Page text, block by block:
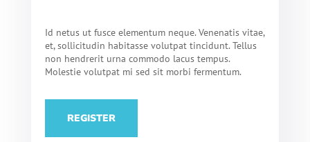
Id netus ut fusce elementum neque. Venenatis vitae,
et, sollicitudin habitasse volutpat tincidunt. Tellus
non hendrerit urna commodo lacus tempus.
Molestie volutpat mi sed sit morbi fermentum.
REGISTER